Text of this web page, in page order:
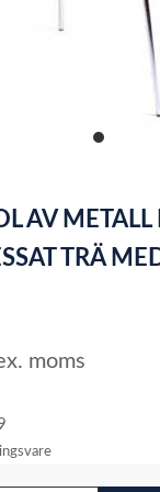
item
AV METALL I
TRÄ
moms